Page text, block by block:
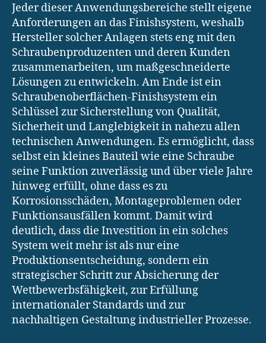
Jeder dieser Anwendungsbereiche stellt eigene
Anforderungen an das Finishsystem, weshalb
Hersteller solcher Anlagen stets eng mit den
Schraubenproduzenten und deren Kunden
zusammenarbeiten, um maßgeschneiderte
Lösungen zu entwickeln. Am Ende ist ein
Schraubenoberflächen-Finishsystem ein
Schlüssel zur Sicherstellung von Qualität,
Sicherheit und Langlebigkeit in nahezu allen
technischen Anwendungen. Es ermöglicht, dass
selbst ein kleines Bauteil wie eine Schraube
seine Funktion zuverlässig und über viele Jahre
hinweg erfüllt, ohne dass es zu
Korrosionsschäden, Montageproblemen oder
Funktionsausfällen kommt. Damit wird
deutlich, dass die Investition in ein solches
System weit mehr ist als nur eine
Produktionsentscheidung, sondern ein
strategischer Schritt zur Absicherung der
Wettbewerbsfähigkeit, zur Erfüllung
internationaler Standards und zur
nachhaltigen Gestaltung industrieller Prozesse.